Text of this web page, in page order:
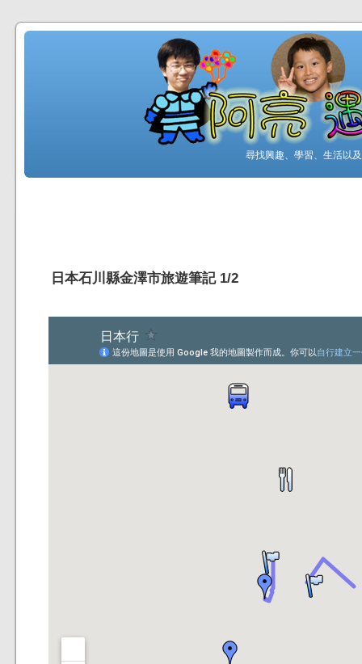
尋找興趣、學習、生活以
日本石川縣金澤市旅遊筆記 1/2